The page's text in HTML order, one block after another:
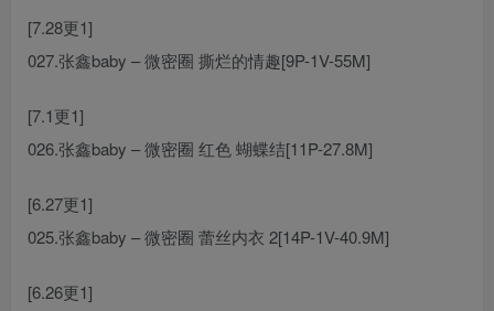
[7.28更1]
027.张鑫baby – 微密圈 撕烂的情趣[9P-1V-55M]
[7.1更1]
026.张鑫baby – 微密圈 红色 蝴蝶结[11P-27.8M]
[6.27更1]
025.张鑫baby – 微密圈 蕾丝内衣 2[14P-1V-40.9M]
[6.26更1]